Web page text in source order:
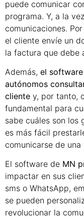
puede comunicar
programa. Y, a la
comunicaciones.
el cliente envíe un
la factura que debe
Además, el
autónomos
cliente y, por tanto,
fundamental para
sabe cuáles son los
es más fácil
comunicarse de
El software de MN
impactar en sus
sms o WhatsApp,
se pueden
revolucionar la